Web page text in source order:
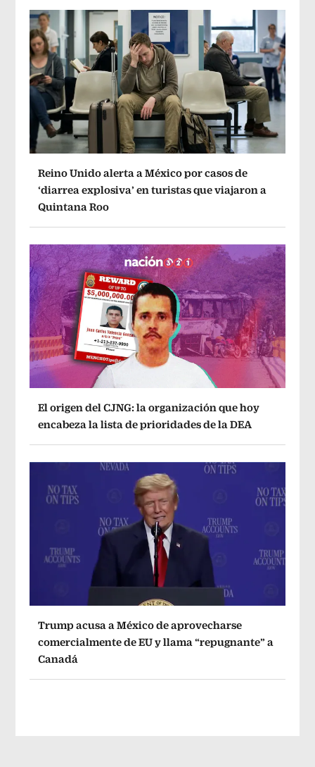
Reino Unido alerta a México por casos de
‘diarrea explosiva’ en turistas que viajaron a
Quintana Roo
El origen del CJNG: la organización que hoy
encabeza la lista de prioridades de la DEA
Trump acusa a México de aprovecharse
comercialmente de EU y llama “repugnante” a
Canadá